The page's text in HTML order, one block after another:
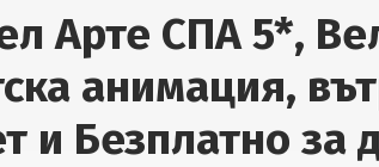
Арте СПА 5*,
анимация,
и Безплатно за